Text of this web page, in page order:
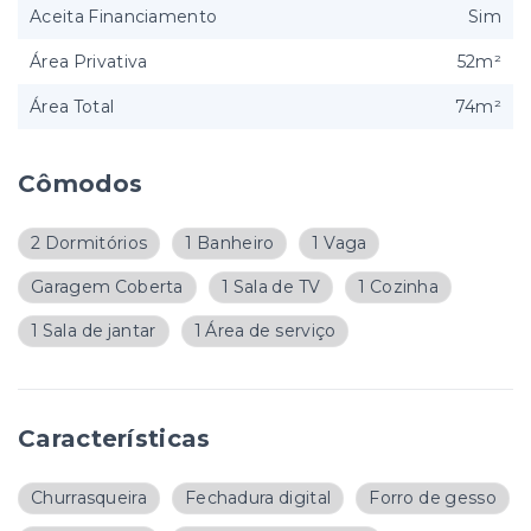
Cômodos
2 Dormitórios 1 Banheiro 1 Vaga
Garagem Coberta 1 Sala de TV 1 Cozinha
1 Sala de jantar 1 Área de serviço
Características
Churrasqueira Fechadura digital Forro de gesso
Aceita Financiamento Sim
Área Privativa 52m²
Área Total 74m²